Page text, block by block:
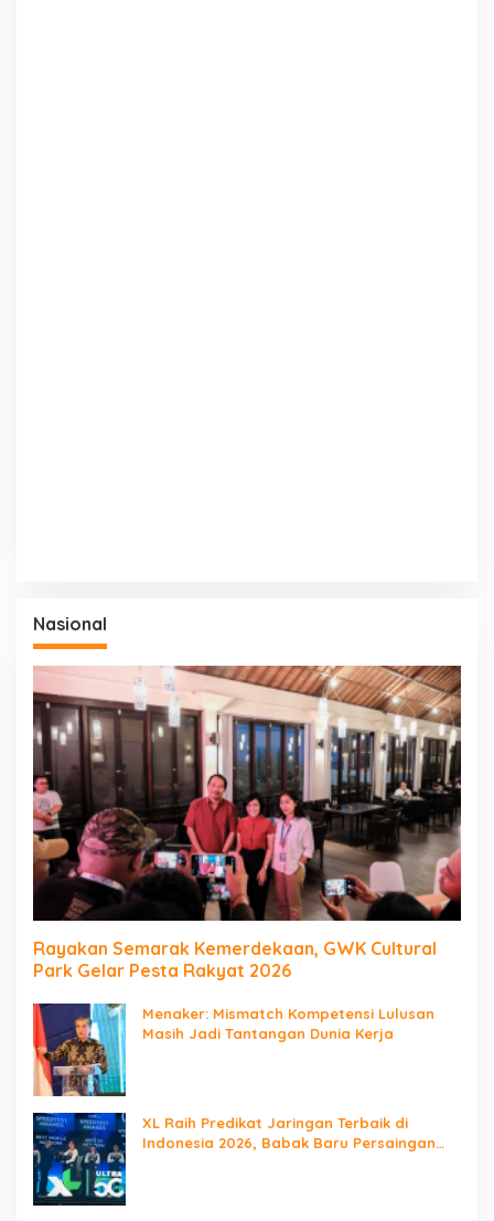
Nasional
Rayakan Semarak Kemerdekaan, GWK Cultural
Park Gelar Pesta Rakyat 2026
Menaker: Mismatch Kompetensi Lulusan
Masih Jadi Tantangan Dunia Kerja
XL Raih Predikat Jaringan Terbaik di
Indonesia 2026, Babak Baru Persaingan